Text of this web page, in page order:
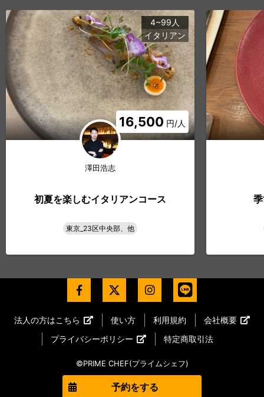
予約をする
16,500 円/人
4~99人
イタリアン
澤田浩志
初夏を楽しむイタリアンコース
東京_23区中央部、他
法人の方はこちら 使い方 利用規約
会社概要
プライバシーポリシー
特定商取引法
©PRIME CHEF(プライムシェフ)